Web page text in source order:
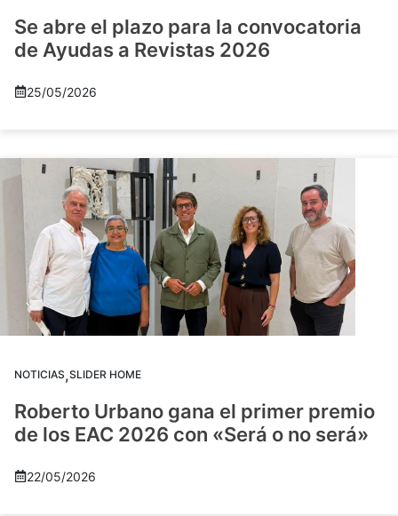
Se abre el plazo para la convocatoria
de Ayudas a Revistas 2026
25/05/2026
NOTICIAS,SLIDER HOME
Roberto Urbano gana el primer premio
de los EAC 2026 con «Será o no será»
22/05/2026